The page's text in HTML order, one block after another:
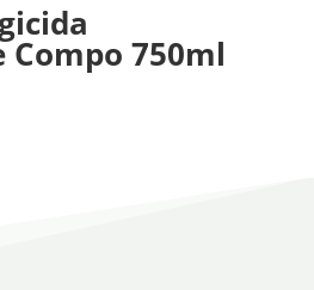
750ml